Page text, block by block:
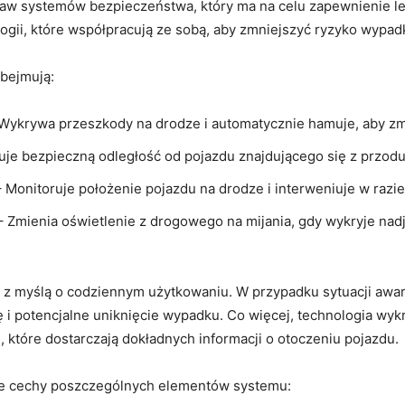
systemów bezpieczeństwa, który ma na celu zapewnienie
które współpracują ze sobą, aby zmniejszyć ryzyko
przeszkody na drodze i automatycznie hamuje, aby
bezpieczną odległość od pojazdu znajdującego się z
Monitoruje położenie pojazdu na drodze i interweniuje w
Zmienia oświetlenie z drogowego na mijania, gdy wykryje
myślą o codziennym użytkowaniu. W przypadku sytuacji
potencjalne uniknięcie wypadku. Co więcej, technologia
dostarczają dokładnych informacji o otoczeniu pojazdu.
poszczególnych elementów systemu: